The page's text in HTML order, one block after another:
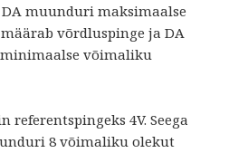
muunduri maksimaalse
võrdluspinge ja DA
võimaliku
4V. Seega
8 võimaliku olekut